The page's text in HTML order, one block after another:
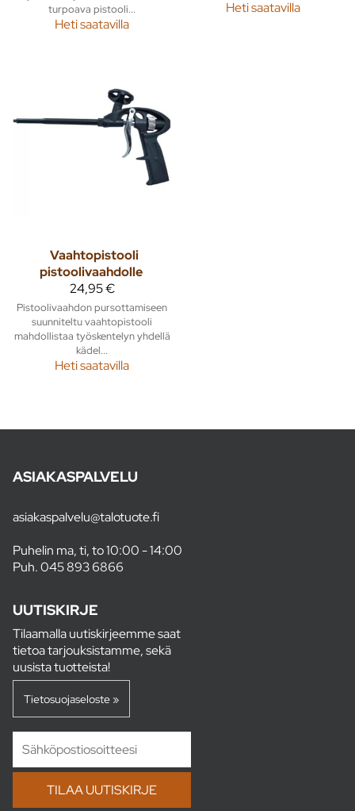
turpoava pistooli...
Heti saatavilla
Heti saatavilla
Vaahtopistooli
pistoolivaahdolle
24,95 €
Pistoolivaahdon pursottamiseen
suunniteltu vaahtopistooli
mahdollistaa työskentelyn yhdellä
kädel...
Heti saatavilla
ASIAKASPALVELU
asiakaspalvelu@talotuote.fi
Puhelin ma, ti, to 10:00 - 14:00
Puh.045 893 6866
UUTISKIRJE
Tilaamalla uutiskirjeemme saat
tietoa tarjouksistamme, sekä
uusista tuotteista!
Tietosuojaseloste »